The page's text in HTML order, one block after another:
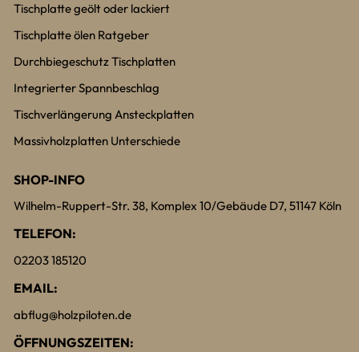
Tischplatte geölt oder lackiert
Tischplatte ölen Ratgeber
Durchbiegeschutz Tischplatten
Integrierter Spannbeschlag
Tischverlängerung Ansteckplatten
Massivholzplatten Unterschiede
SHOP-INFO
Wilhelm-Ruppert-Str. 38, Komplex 10/Gebäude D7, 51147 Köln
TELEFON:
02203 185120
EMAIL:
abflug@holzpiloten.de
ÖFFNUNGSZEITEN: